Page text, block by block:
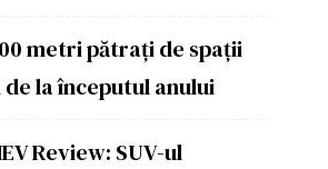
metri pătrați de spații
la începutul anului
Review: SUV-ul